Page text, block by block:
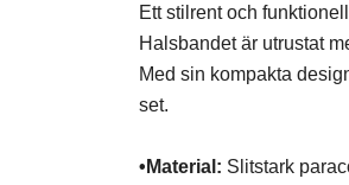
Ett stilrent och
Halsbandet är utrustat
Med sin kompakta
set.
•Material: Slitstark